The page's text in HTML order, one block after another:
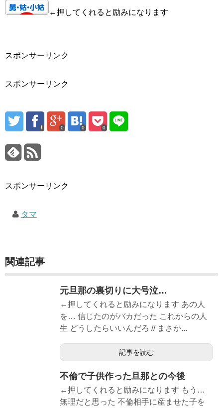
←押してくれると励みになります
スポンサーリンク
スポンサーリンク
0 0 0
スポンサーリンク
タマ
関連記事
元旦那の裏切りに大号泣…
←押してくれると励みになります あの人
を… 信じたのがバカだった これからの人
生 どうしたらいいんだろ // まさか...
記事を読む
不倫で子供作った旦那との今後
←押してくれると励みになります もう…
無理だと思った 不倫相手に産ませた子を